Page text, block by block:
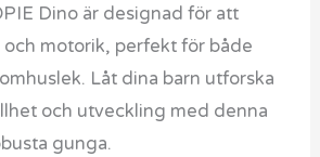
Dino är designad för att
och motorik, perfekt för både
Låt dina barn utforska
och utveckling med denna
gunga.